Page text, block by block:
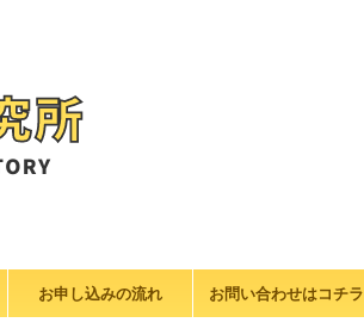
お申し込みの流れ お問い合わせはコチラ